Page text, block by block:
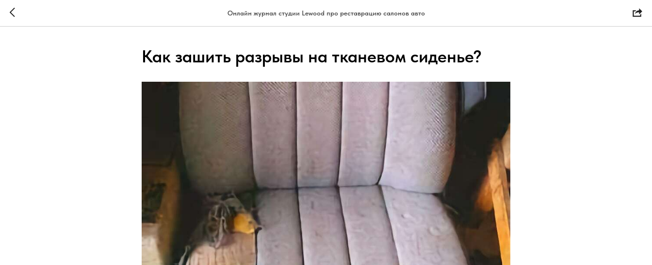
Онлайн журнал студии Lewood про реставрацию салонов авто
Как зашить разрывы на тканевом сиденье?